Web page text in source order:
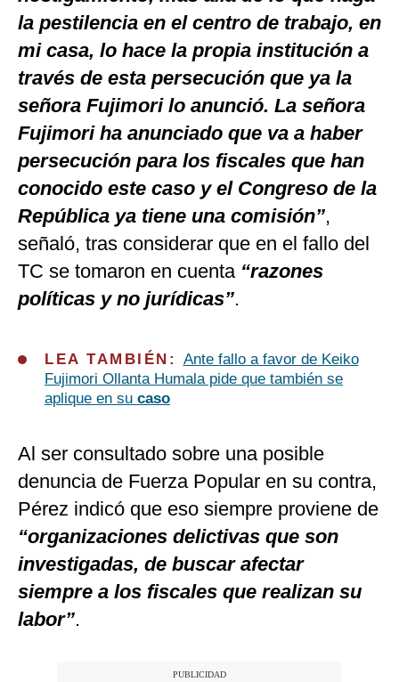
la pestilencia en el centro de trabajo, en
mi casa, lo hace la propia institución a
través de esta persecución que ya la
señora Fujimori lo anunció. La señora
Fujimori ha anunciado que va a haber
persecución para los fiscales que han
conocido este caso y el Congreso de la
República ya tiene una comisión”,
señaló, tras considerar que en el fallo del
TC se tomaron en cuenta “razones
políticas y no jurídicas”.
LEA TAMBIÉN: Ante fallo a favor de Keiko
Fujimori Ollanta Humala pide que también se
aplique en su caso
Al ser consultado sobre una posible
denuncia de Fuerza Popular en su contra,
Pérez indicó que eso siempre proviene de
“organizaciones delictivas que son
investigadas, de buscar afectar
siempre a los fiscales que realizan su
labor”.